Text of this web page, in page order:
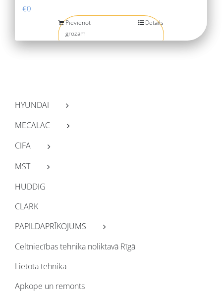
€0
Pievienot
grozam
Details
HYUNDAI
MECALAC
CIFA
MST
HUDDIG
CLARK
PAPILDAPRĪKOJUMS
Celtniecības tehnika noliktavā Rīgā
Lietota tehnika
Apkope un remonts